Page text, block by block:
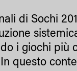
di Sochi
i giochi più
questo